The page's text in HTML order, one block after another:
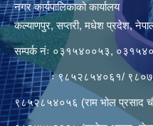
नगर कार्यपालिकाको कार्यालय
कल्याणपुर, सप्तरी, मधेश प्रदेश,
सम्पर्क नंः ०३१५४००५३,
ः ९८५२८५४०६१/
९८५२८५४०५६ (राम भोल प्रसाद